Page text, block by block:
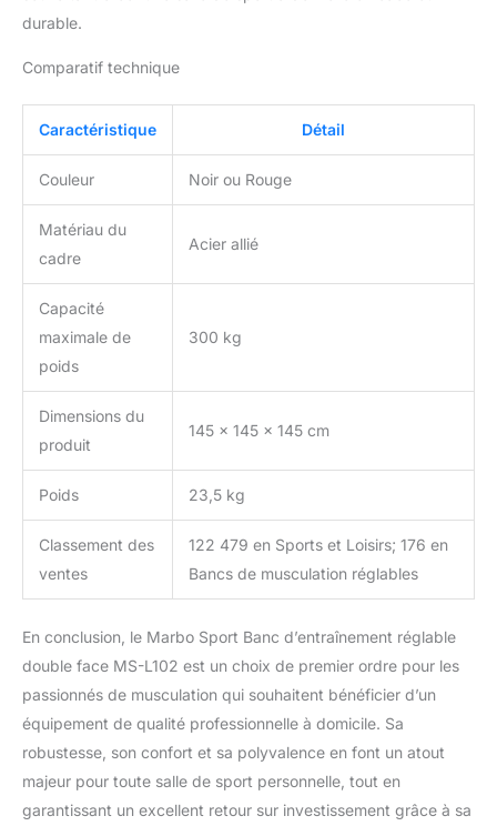
durable.
Comparatif technique
Caractéristique Détail
Couleur Noir ou Rouge
Matériau du
cadre
Acier allié
Capacité
maximale de
poids
300 kg
Dimensions du
produit
145 x 145 x 145 cm
Poids 23,5 kg
Classement des
ventes
122 479 en Sports et Loisirs; 176 en
Bancs de musculation réglables
En conclusion, le Marbo Sport Banc d’entraînement réglable
double face MS-L102 est un choix de premier ordre pour les
passionnés de musculation qui souhaitent bénéficier d’un
équipement de qualité professionnelle à domicile. Sa
robustesse, son confort et sa polyvalence en font un atout
majeur pour toute salle de sport personnelle, tout en
garantissant un excellent retour sur investissement grâce à sa